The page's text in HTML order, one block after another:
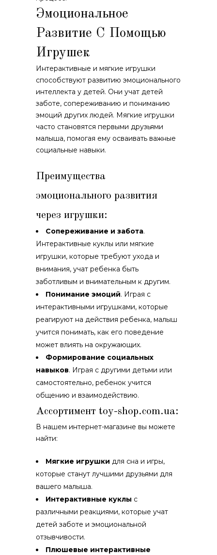
Эмоциональное
Развитие С Помощью
Игрушек
Интерактивные и мягкие игрушки
способствуют развитию эмоционального
интеллекта у детей. Они учат детей
заботе, сопереживанию и пониманию
эмоций других людей. Мягкие игрушки
часто становятся первыми друзьями
малыша, помогая ему осваивать важные
социальные навыки.
Преимущества
эмоционального развития
через игрушки:
Сопереживание и забота.
Интерактивные куклы или мягкие
игрушки, которые требуют ухода и
внимания, учат ребенка быть
заботливым и внимательным к другим.
Понимание эмоций. Играя с
интерактивными игрушками, которые
реагируют на действия ребенка, малыш
учится понимать, как его поведение
может влиять на окружающих.
Формирование социальных
навыков. Играя с другими детьми или
самостоятельно, ребенок учится
общению и взаимодействию.
Ассортимент toy-shop.com.ua:
В нашем интернет-магазине вы можете
найти:
Мягкие игрушки для сна и игры,
которые станут лучшими друзьями для
вашего малыша.
Интерактивные куклы с
различными реакциями, которые учат
детей заботе и эмоциональной
отзывчивости.
Плюшевые интерактивные